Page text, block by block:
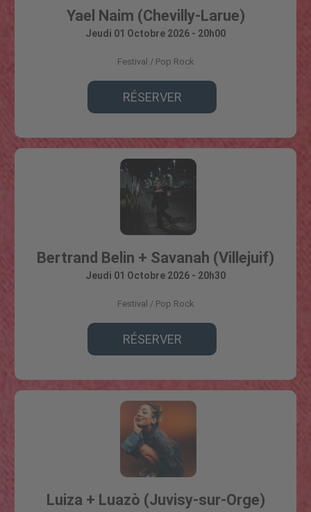
Yael Naim (Chevilly-Larue)
Jeudi 01 Octobre 2026 - 20h00
Festival Pop Rock
RÉSERVER
Bertrand Belin + Savanah (Villejuif)
Jeudi 01 Octobre 2026 - 20h30
Festival Pop Rock
RÉSERVER
Luiza + Luazò (Juvisy-sur-Orge)